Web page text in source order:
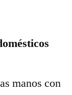
manos con